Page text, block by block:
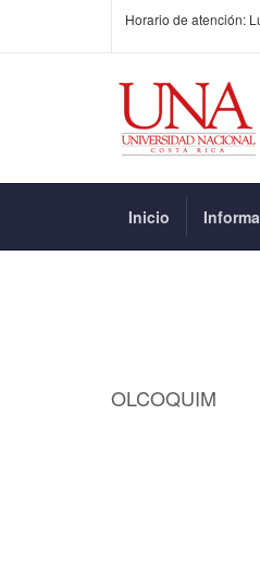
Horario de atención:
Inicio
OLCOQUIM